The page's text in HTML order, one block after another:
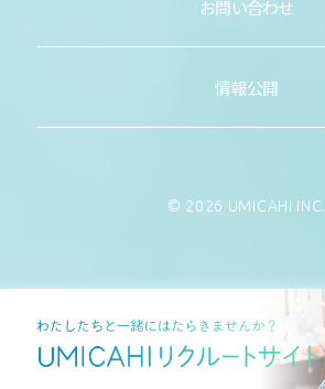
お問い合わせ
情報公開
© 2026 UMICAHI INC.